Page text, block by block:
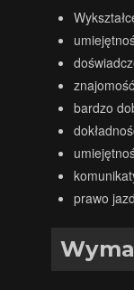
bardzo
prawo